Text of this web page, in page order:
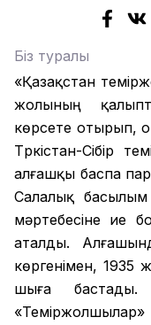
Біз туралы
«Қазақстан
жолының
көрсете отырып,
Түркістан-Сібір
алғашқы баспа
Салалық
мәртебесіне ие
аталды.
көргенімен, 1935
шыға бастады.